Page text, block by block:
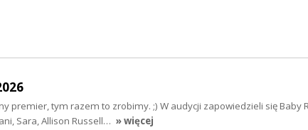
premier, tym razem to zrobimy. ;) W audycji zapowiedzieli się Baby
Sara, Allison Russell… » więcej